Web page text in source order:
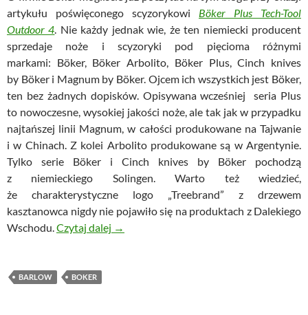
artykułu poświęconego scyzorykowi Böker Plus Tech-Tool
Outdoor 4. Nie każdy jednak wie, że ten niemiecki producent
sprzedaje noże i scyzoryki pod pięcioma różnymi
markami: Böker, Böker Arbolito, Böker Plus, Cinch knives
by Böker i Magnum by Böker. Ojcem ich wszystkich jest Böker,
ten bez żadnych dopisków. Opisywana wcześniej seria Plus
to nowoczesne, wysokiej jakości noże, ale tak jak w przypadku
najtańszej linii Magnum, w całości produkowane na Tajwanie
i w Chinach. Z kolei Arbolito produkowane są w Argentynie.
Tylko serie Böker i Cinch knives by Böker pochodzą
z niemieckiego Solingen. Warto też wiedzieć,
że charakterystyczne logo „Treebrand” z drzewem
kasztanowca nigdy nie pojawiło się na produktach z Dalekiego
Wschodu.Czytaj dalej Böker Barlow – brytyjski rodowód,
→
BARLOW BOKER